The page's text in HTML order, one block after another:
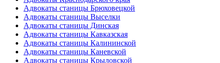
Адвокаты станицы Брюховецкой
Адвокаты станицы Выселки
Адвокаты станицы Динская
Адвокаты станицы Кавказская
Адвокаты станицы Калининской
Адвокаты станицы Каневской
Адвокаты станицы Крыловской